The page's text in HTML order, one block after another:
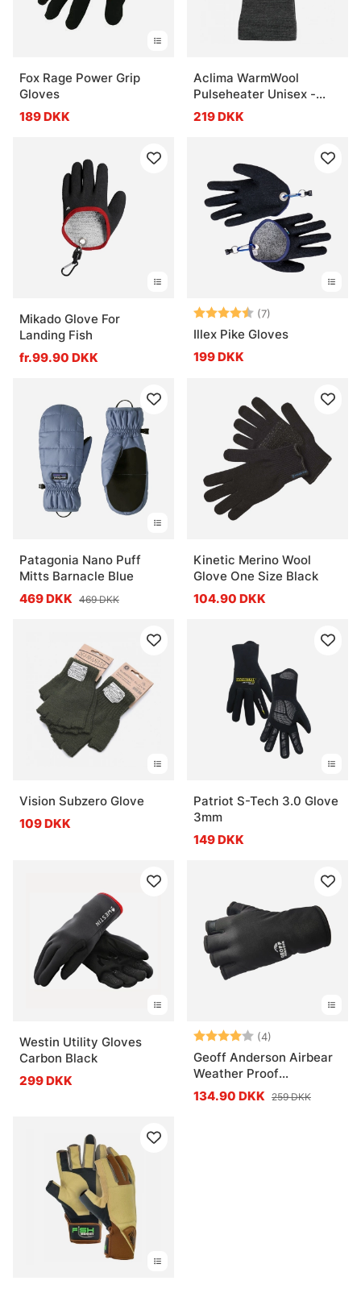
Fox Rage Power Grip
Gloves
189 DKK
Aclima WarmWool
Pulseheater Unisex -
Marengo
219 DKK
Mikado Glove For
Landing Fish
fr.99.90 DKK
Vurdering: (7)
Illex Pike Gloves
199 DKK
Patagonia Nano Puff
Mitts Barnacle Blue
469 DKK 469 DKK
Kinetic Merino Wool
Glove One Size Black
104.90 DKK
Vision Subzero Glove
109 DKK
Patriot S-Tech 3.0 Glove
3mm
149 DKK
Westin Utility Gloves
Carbon Black
299 DKK
Vurdering: (4)
Geoff Anderson Airbear
Weather Proof
Fingerless Glove
134.90 DKK 259 DKK